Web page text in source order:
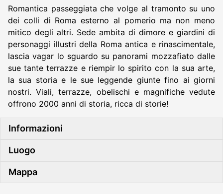
Romantica passeggiata che volge al tramonto su uno
dei colli di Roma esterno al pomerio ma non meno
mitico degli altri. Sede ambita di dimore e giardini di
personaggi illustri della Roma antica e rinascimentale,
lascia vagar lo sguardo su panorami mozzafiato dalle
sue tante terrazze e riempir lo spirito con la sua arte,
la sua storia e le sue leggende giunte fino ai giorni
nostri. Viali, terrazze, obelischi e magnifiche vedute
offrono 2000 anni di storia, ricca di storie!
Informazioni
Luogo
Mappa